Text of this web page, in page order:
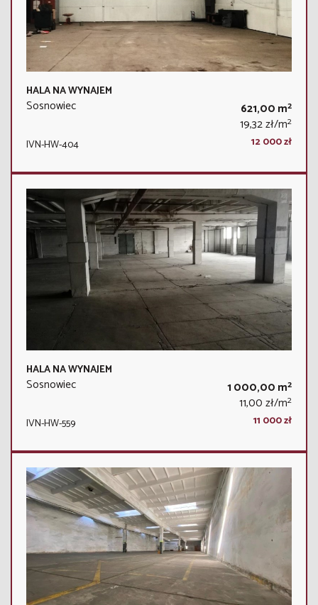
HALA NA WYNAJEM
Sosnowiec 621,00 m2
19,32 zł/m2
IVN-HW-404 12 000 zł
HALA NA WYNAJEM
Sosnowiec 1 000,00 m2
11,00 zł/m2
IVN-HW-559 11 000 zł